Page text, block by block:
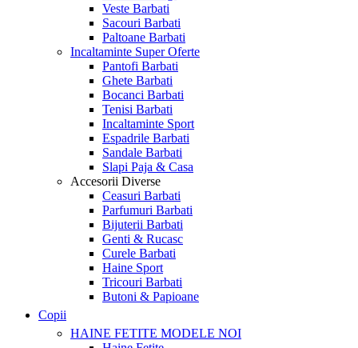
Veste Barbati
Sacouri Barbati
Paltoane Barbati
Incaltaminte Super Oferte
Pantofi Barbati
Ghete Barbati
Bocanci Barbati
Tenisi Barbati
Incaltaminte Sport
Espadrile Barbati
Sandale Barbati
Slapi Paja & Casa
Accesorii Diverse
Ceasuri Barbati
Parfumuri Barbati
Bijuterii Barbati
Genti & Rucasc
Curele Barbati
Haine Sport
Tricouri Barbati
Butoni & Papioane
Copii
HAINE FETITE MODELE NOI